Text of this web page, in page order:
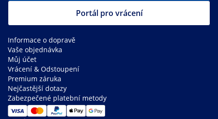
Portál pro vrácení
Informace o dopravě
Vaše objednávka
Můj účet
Vrácení & Odstoupení
Premium záruka
Nejčastější dotazy
Zabezpečené platební metody